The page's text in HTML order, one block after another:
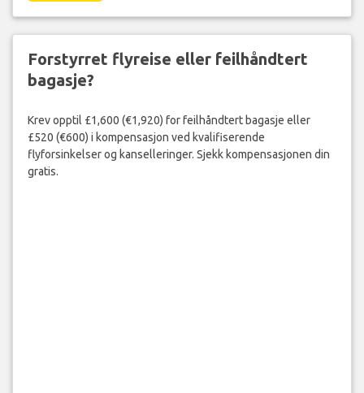
Forstyrret flyreise eller feilhåndtert
bagasje?
Krev opptil £1,600 (€1,920) for feilhåndtert bagasje eller
£520 (€600) i kompensasjon ved kvalifiserende
flyforsinkelser og kanselleringer. Sjekk kompensasjonen din
gratis.